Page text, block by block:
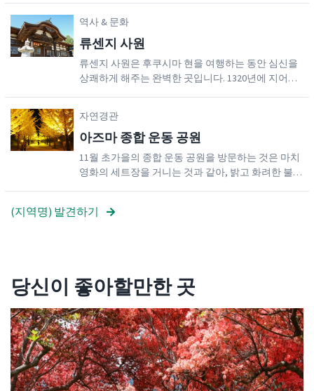
서 차로 1시간 정도 거리에 있습니다. (아즈마
코후지 산) -아즈마 코후지 산은 실제 활화산
입니다. 이 산은 매력적인 대칭을 이루고 있
으며 부드러운 원뿔모양을 가지고 있습니다;
이 곳은 일본의 상징적인 산의 이름을 따서
코후지 또는 "작은 후지"라고 이름이 붙여졌
습니다. 화산 지반 덕분에 이 지역은 쓰치유
온천과 다카유 온천과 같이 휴식을 취하기에
완벽한 온천 지역을 많이 탄생시켰습니다. 반
다이 아즈마 스카이라인이 아즈마 코후지산
의 분화구 바로 아래를 지나가기에 아즈마 스
들에게도 아주 좋은 목적지입니다. 분화구까
다. (반다이 아즈마 호수 선) -반다이 아즈마
호수 선은 이나와시로 마을과 기타시오바라
마을을 잇는 13.1km 구간의 관광도로입니다.
길을 따라가다 보면 아키모토 호수, 오노가와
호수, 히바라 호수 등 수백 개의 호수의 빼어
난 배경을 감상할 수 있습니다. -고시키누마
연못까지 20분 정도 운전해서 갈 수 있습니
할 수 있습니다.자연이 연출해 주는 아즈마의 산들을 실제로 보고 즐
기십시오.유용한 링크아즈마코후지 산죠우도다이라눈의 회랑 (관광
유료도로 「반다이아즈마 스카이라인」의 볼 만한 곳 중 하나)반다이
아즈마 레이크라인
배되고 생산되었습니다. 후쿠시마현에는 아름다운
자연이 풍부합니다. 후쿠시마의 풍부한 역사와 문화
그리고 후쿠시마현의 다양한 지역에서 오랜 시간에
걸쳐 계획된 대표적인 현지 제조상품들을 둘러 보십
시오. '지역 제품' 코너에 전시되어 판매되고 있습니
다. 훌륭한 음식, 건조식품, 현지 상품, 전통 공예품
등, 현 내 최고 제품들은 모두 후쿠시마 제품 홍보 센
터에서 찾아볼 수 있습니다. 후쿠시마 제품 홍보 센터
는 광범위한 현 전역에서 생산된 맛있는 지역 농산물
과 지역 민속 공예품을 전시, 판매할 뿐만 아니라 후
쿠시마 지역의 지역 상품과 관광 기회에 대한 정보도
제공합니다. 지역 장인, 농부, 공연자들도 정기적으로
이 센터를 방문해 작품을 전시하고 판매하고 있으니
꼭 방문해 보세요.
역사 & 문화
류센지 사원
류센지 사원은 후쿠시마 현을 여행하는 동안 심신을
상쾌하게 해주는 완벽한 곳입니다. 1320년에 지어진
후 약300년 동안 그 모습을 보존하고 있습니다. 오늘
날, 이 사원은 방문객들에게 여러 흥미로운 이벤트와
볼거리를 제공합니다.류센지에는 체험할 만한 광경
이 많습니다. 사원의 본당 안에는 사찰의 보물이 담긴
천가방과 천장에 걸려 있는 가마 모양의 상자에 매달
린 보물이 보입니다. 이 중요한 문화재는 많은 목상들
을 소장하고 있으며 역사 속에서 인상적인 시간을 만
주 수요일에도 제공됩니다. 세속적인 생각과 욕망을
비우고 20분 동안 침묵과 고요를 느껴보세요.좌선, 템
플 요가, 혹은 서예를 체험하고 싶다면 사전에 예약하
는 것이 가장 좋습니다. 류센지를 둘러싸고 있는 자연
적인 주변풍경은 당신에게 마음과 영혼의 평화를 얻
게 할 것입니다. 따라서 류센지 사원 제안은 바쁜 일
상 속에서 고요한 경험을 하도록 해줄 것입니다.
자연경관
아즈마 종합 운동 공원
11월 초가을의 종합 운동 공원을 방문하는 것은 마치
영화의 세트장을 거니는 것과 같아, 밝고 화려한 불빛
(지역명) 발견하기
당신이 좋아할만한 곳